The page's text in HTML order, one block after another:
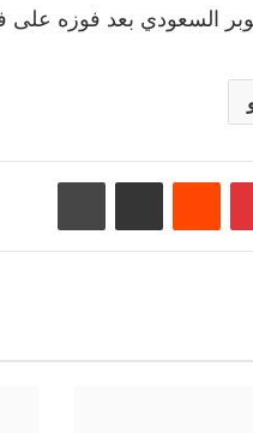
السعودي بعد فوزه على
بينتيريست